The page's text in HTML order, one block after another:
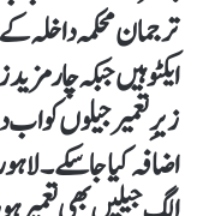
ایکٹو ہیں جبکہ چار
زیرِ تعمیر جیلوں کو اب
اضافہ کیا جا سکے۔